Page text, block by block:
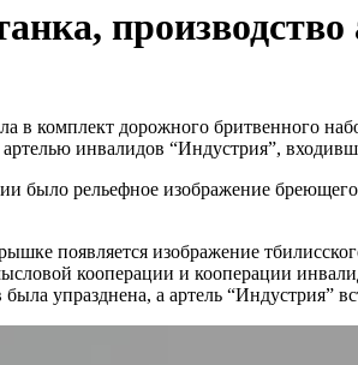
в комплект дорожного бритвенного
инвалидов “Индустрия”,
было рельефное изображение
появляется изображение
кооперации и кооперации
упразднена, а артель “Индустрия”